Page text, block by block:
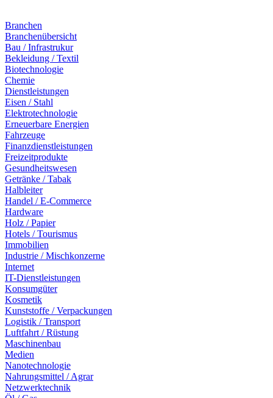
Branchen
Branchenübersicht
Bau / Infrastrukur
Bekleidung / Textil
Biotechnologie
Chemie
Dienstleistungen
Eisen / Stahl
Elektrotechnologie
Erneuerbare Energien
Fahrzeuge
Finanzdienstleistungen
Freizeitprodukte
Gesundheitswesen
Getränke / Tabak
Halbleiter
Handel / E-Commerce
Hardware
Holz / Papier
Hotels / Tourismus
Immobilien
Industrie / Mischkonzerne
Internet
IT-Dienstleistungen
Konsumgüter
Kosmetik
Kunststoffe / Verpackungen
Logistik / Transport
Luftfahrt / Rüstung
Maschinenbau
Medien
Nanotechnologie
Nahrungsmittel / Agrar
Netzwerktechnik